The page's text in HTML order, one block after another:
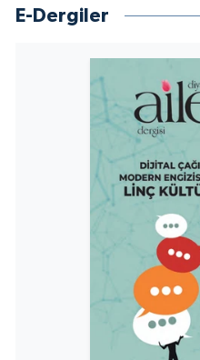
E-Dergiler
Sinop Müftülüğü
Sivas Müftülüğü
Şanlıurfa Müftülüğü
Şırnak Müftülüğü
Tekirdağ Müftülüğü
Tokat Müftülüğü
Trabzon Müftülüğü
Tunceli Müftülüğü